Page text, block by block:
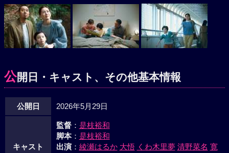
公開日・キャスト、その他基本情報
公開日 2026年5月29日
キャスト
監督： 是枝裕和
脚本： 是枝裕和
出演： 綾瀬はるか 大悟 くわ木里夢 清野菜名 寛